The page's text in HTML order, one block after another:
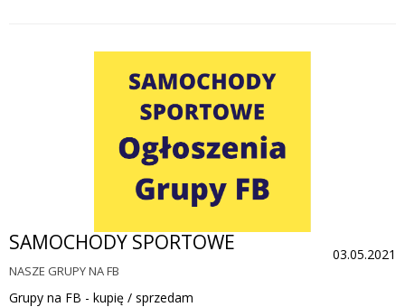
03.05.2021
SAMOCHODY SPORTOWE
NASZE GRUPY NA FB
Grupy na FB - kupię / sprzedam